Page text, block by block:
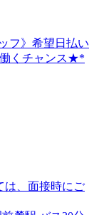
フ》希望日払い
くチャンス★*
、面接時にご